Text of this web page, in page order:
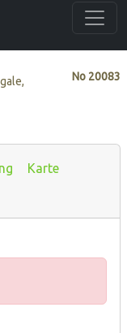
No 20083
Karte